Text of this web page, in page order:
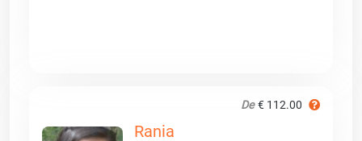
De € 112.00
Rania